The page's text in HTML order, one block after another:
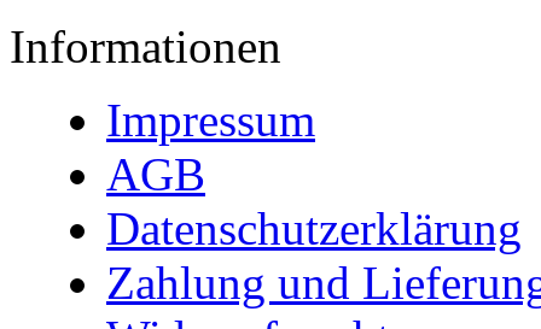
Informationen
Impressum
AGB
Datenschutzerklärung
Zahlung und